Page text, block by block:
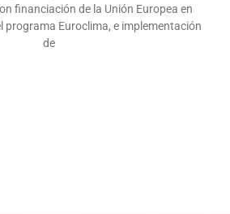
en
su
financiación de la Unión Europea en
programa Euroclima, e implementación
de